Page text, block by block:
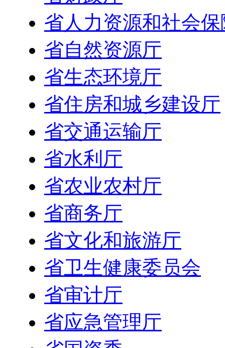
省人力资源和社会
省自然资源厅
省生态环境厅
省住房和城乡建设厅
省交通运输厅
省水利厅
省农业农村厅
省商务厅
省文化和旅游厅
省卫生健康委员会
省审计厅
省应急管理厅